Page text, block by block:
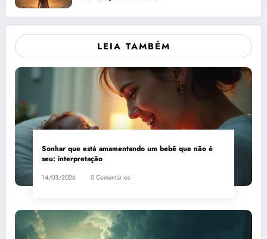
LEIA TAMBÉM
Sonhar que está amamentando um bebê que não é
seu: interpretação
14/03/2026 0 Comentários